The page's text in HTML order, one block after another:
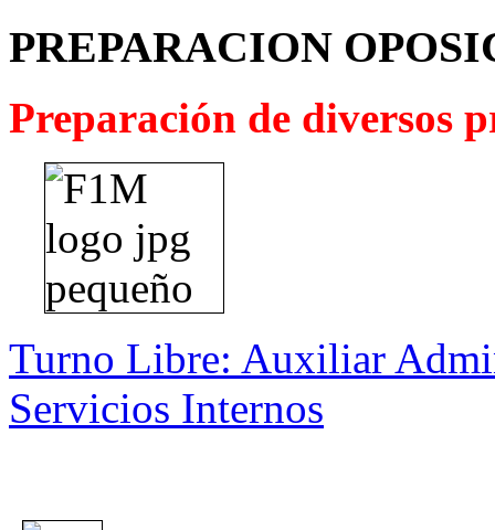
PREPARACION
Preparación de diversos
Turno Libre: Auxiliar
Servicios Internos